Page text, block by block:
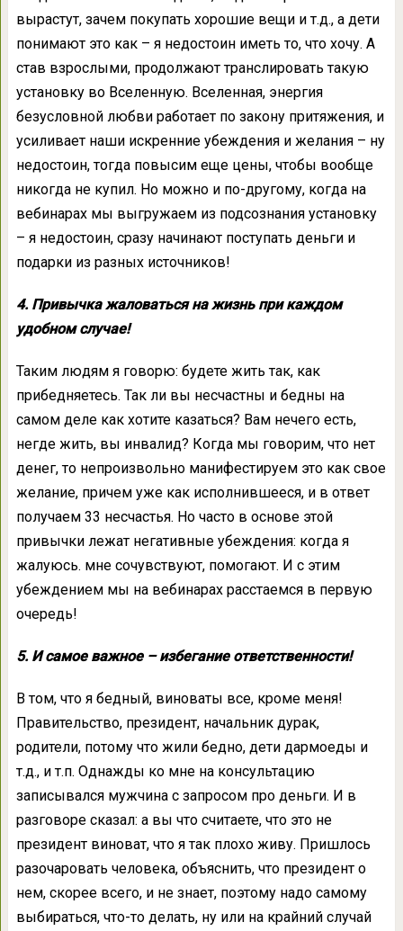
вырастут, зачем покупать хорошие вещи и т.д., а дети
понимают это как – я недостоин иметь то, что хочу. А
став взрослыми, продолжают транслировать такую
установку во Вселенную. Вселенная, энергия
безусловной любви работает по закону притяжения, и
усиливает наши искренние убеждения и желания – ну
недостоин, тогда повысим еще цены, чтобы вообще
никогда не купил. Но можно и по-другому, когда на
вебинарах мы выгружаем из подсознания установку
– я недостоин, сразу начинают поступать деньги и
подарки из разных источников!
4. Привычка жаловаться на жизнь при каждом
удобном случае!
Таким людям я говорю: будете жить так, как
прибедняетесь. Так ли вы несчастны и бедны на
самом деле как хотите казаться? Вам нечего есть,
негде жить, вы инвалид? Когда мы говорим, что нет
денег, то непроизвольно манифестируем это как свое
желание, причем уже как исполнившееся, и в ответ
получаем 33 несчастья. Но часто в основе этой
привычки лежат негативные убеждения: когда я
жалуюсь. мне сочувствуют, помогают. И с этим
убеждением мы на вебинарах расстаемся в первую
очередь!
5. И самое важное – избегание ответственности!
В том, что я бедный, виноваты все, кроме меня!
Правительство, президент, начальник дурак,
родители, потому что жили бедно, дети дармоеды и
т.д., и т.п. Однажды ко мне на консультацию
записывался мужчина с запросом про деньги. И в
разговоре сказал: а вы что считаете, что это не
президент виноват, что я так плохо живу. Пришлось
разочаровать человека, объяснить, что президент о
нем, скорее всего, и не знает, поэтому надо самому
выбираться, что-то делать, ну или на крайний случай